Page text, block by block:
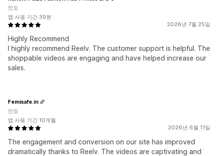
2026년 7월 25일
Highly Recommend
I highly recommend Reelv. The customer support is helpful. The
shoppable videos are engaging and have helped increase our
sales.
인도
앱 사용 기간 39분
2026년 6월 11일
The engagement and conversion on our site has improved
dramatically thanks to Reelv. The videos are captivating and
Femisafe.in
인도
앱 사용 기간 10개월